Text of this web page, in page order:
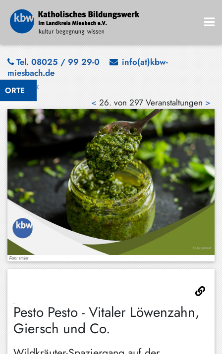
ORTE
Tel. 08025 / 99 29-0
info(at)kbw-
miesbach.de
Zurück
< 26. von 297 Veranstaltungen>
Pesto Pesto - Vitaler Löwenzahn,
Giersch und Co.
Bad
Wiessee
Bayrischzell
Darching
Elbach
Gmund
Großhartpenning
Hausham
Holzkirchen
Hundham
Irschenberg
Kreuth
Miesbach
Neuhaus